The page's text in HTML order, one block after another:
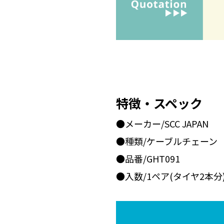
特徴・スペック
●メーカー/SCC JAPAN
●種類/ケーブルチェーン
●品番/GHT091
●入数/1ペア(タイヤ2本